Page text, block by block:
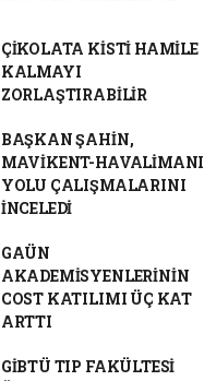
ÇİKOLATA KİSTİ HAMİLE
KALMAYI
ZORLAŞTIRABİLİR
BAŞKAN ŞAHİN,
MAVİKENT-HAVALİMANI
YOLU ÇALIŞMALARINI
İNCELEDİ
GAÜN
AKADEMİSYENLERİNİN
COST KATILIMI ÜÇ KAT
ARTTI
GİBTÜ TIP FAKÜLTESİ